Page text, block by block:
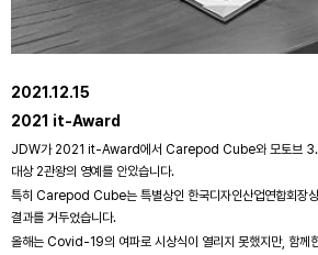
2021.12.15
2021 it-Award
JDW가 2021 it-Award에서 Carepod Cube와 모토브 3.0
대상 2관왕의 영예를 안았습니다.
특히 Carepod Cube는 특별상인 한국디자인산업연합회장
결과를 거두었습니다.
올해는 Covid-19의 여파로 시상식이 열리지 못했지만, 함께